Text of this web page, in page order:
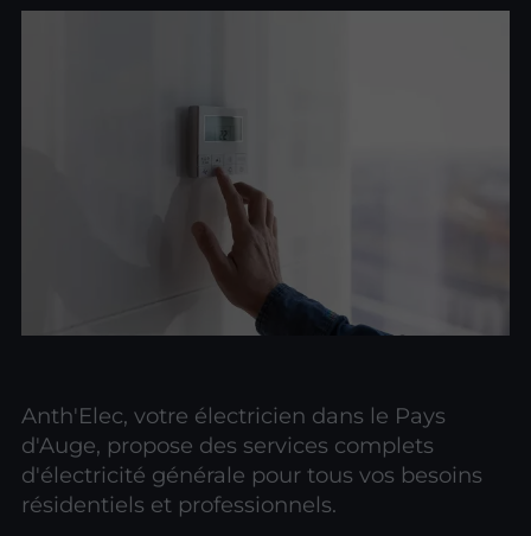
Anth'Elec, votre électricien dans le Pays
d'Auge, propose des services complets
d'électricité générale pour tous vos besoins
résidentiels et professionnels.